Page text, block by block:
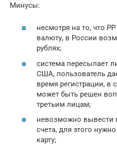
Минусы:
несмотря на то, что
валюту, в России
рублях;
система пересылает
США, пользователь
время регистрации, в
может быть решен
третьим лицам;
невозможно вывести
счета, для этого
карту;